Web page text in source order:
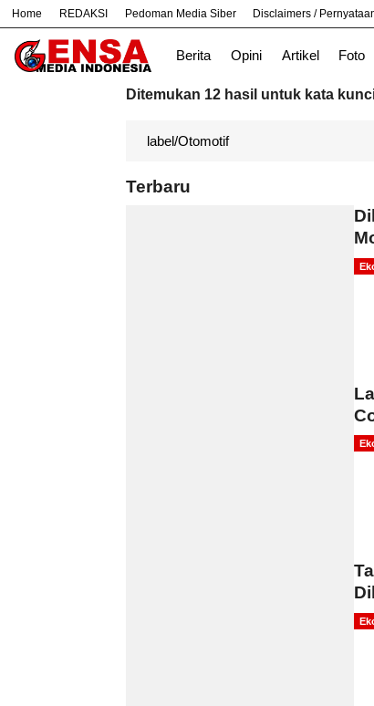
Home REDAKSI Pedoman Media Siber Disclaimers /
Berita Opini Artikel Foto
# Bekasi Cara Ekonomi
Ditemukan 12 hasil untuk kata
Terbaru